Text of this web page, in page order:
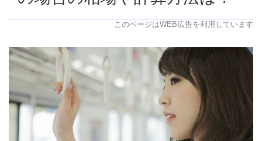
このページはWEB広告を利用しています